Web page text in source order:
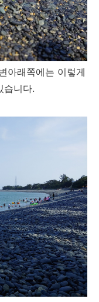
아래쪽에는 이렇게
습니다.